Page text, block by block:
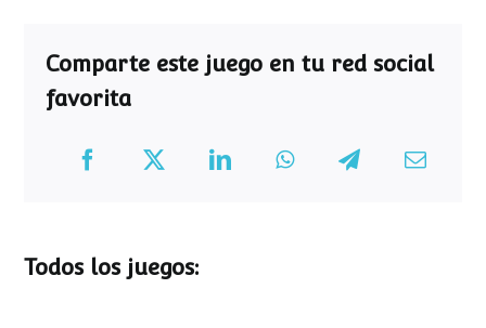
Comparte este juego en tu red social
favorita
Todos los juegos: